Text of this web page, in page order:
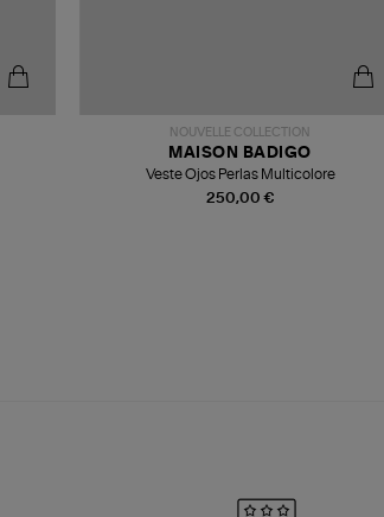
NOUVELLE COLLECTION
250,00 €
MAISON BADIGO
Veste Ojos Perlas Multicolore